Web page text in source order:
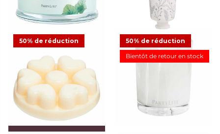
26
50% de réduction 50% de réduction
Bientôt de retour en stock